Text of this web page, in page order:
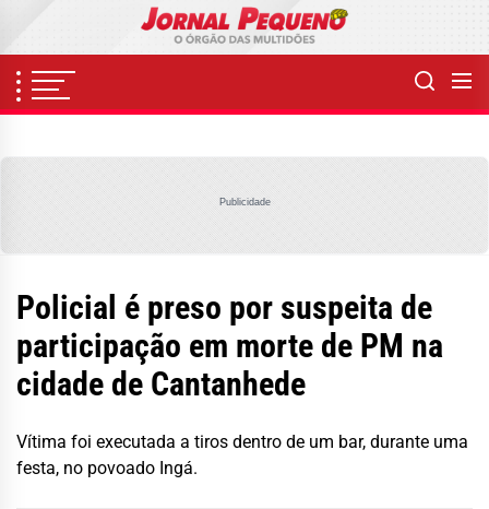
content
Publicidade
Policial é preso por suspeita de
participação em morte de PM na
cidade de Cantanhede
Vítima foi executada a tiros dentro de um bar, durante uma
festa, no povoado Ingá.